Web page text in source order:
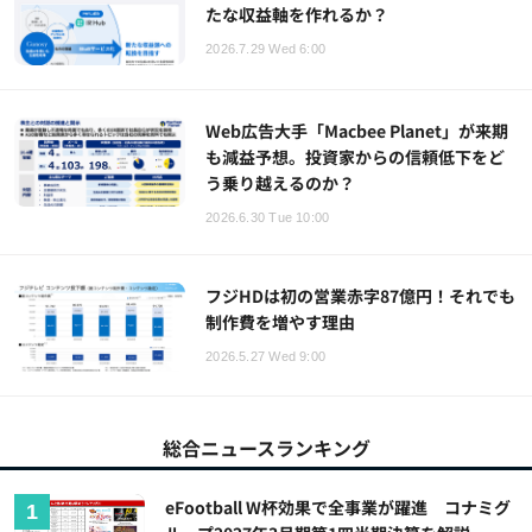
たな収益軸を作れるか？
2026.7.29 Wed 6:00
Web広告大手「Macbee Planet」が来期
も減益予想。投資家からの信頼低下をど
う乗り越えるのか？
2026.6.30 Tue 10:00
フジHDは初の営業赤字87億円！それでも
制作費を増やす理由
2026.5.27 Wed 9:00
総合ニュースランキング
eFootball W杯効果で全事業が躍進 コナミグ